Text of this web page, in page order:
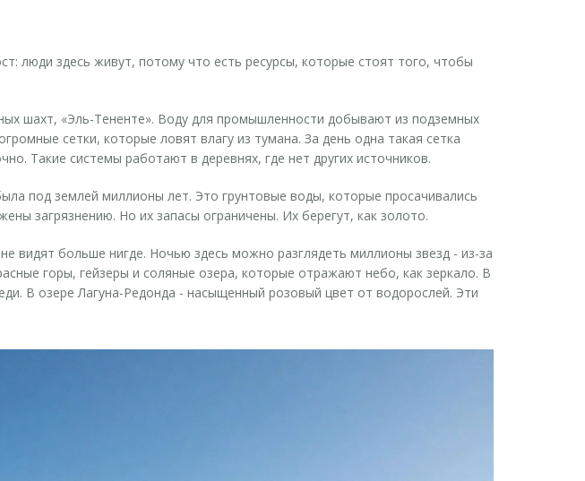
люди здесь живут, потому что есть ресурсы, которые стоят того, чтобы
шахт, «Эль-Тененте». Воду для промышленности добывают из подземных
сетки, которые ловят влагу из тумана. За день одна такая сетка
Такие системы работают в деревнях, где нет других источников.
под землей миллионы лет. Это грунтовые воды, которые просачивались
загрязнению. Но их запасы ограничены. Их берегут, как золото.
больше нигде. Ночью здесь можно разглядеть миллионы звезд - из-за
горы, гейзеры и соляные озера, которые отражают небо, как зеркало. В
В озере Лагуна-Редонда - насыщенный розовый цвет от водорослей. Эти